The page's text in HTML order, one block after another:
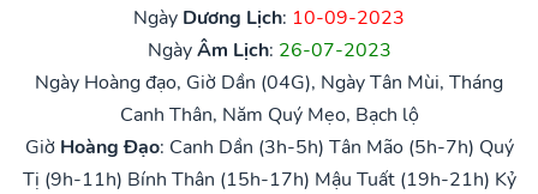
Ngày Dương Lịch: 10-09-2023
NgàyÂm Lịch: 26-07-2023
Ngày Hoàng đạo, Giờ Dần (04G), Ngày Tân Mùi, Tháng
Canh Thân, Năm Quý Mẹo, Bạch lộ
Giờ Hoàng Đạo: Canh Dần (3h-5h) Tân Mão (5h-7h) Quý
Tị (9h-11h) Bính Thân (15h-17h) Mậu Tuất (19h-21h) Kỷ